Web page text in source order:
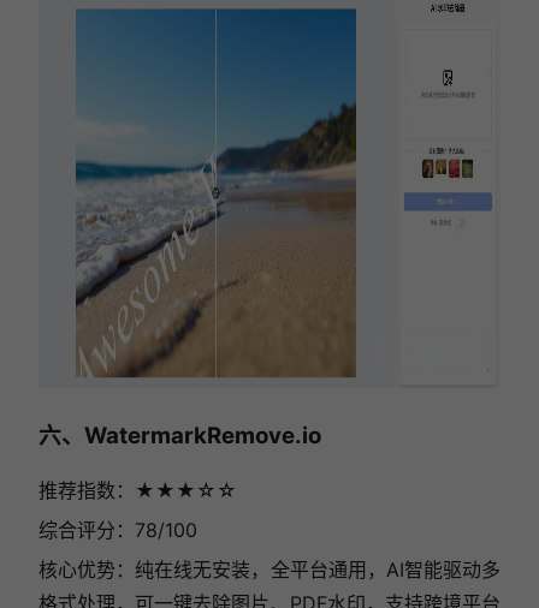
六、WatermarkRemove.io
推荐指数：★★★☆☆
综合评分：78/100
核心优势：纯在线无安装，全平台通用，AI智能驱动多